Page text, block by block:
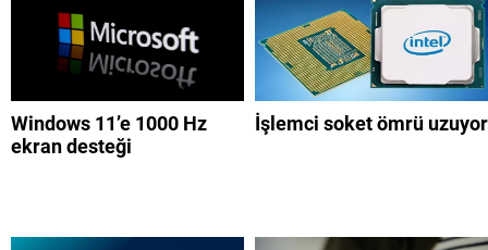
Windows 11’e 1000 Hz
ekran desteği
İşlemci soket ömrü uzuyor